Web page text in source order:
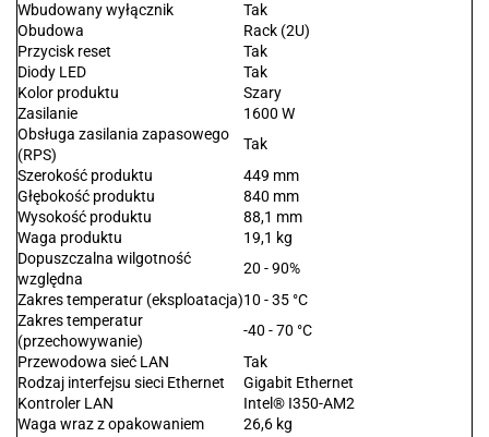
Wbudowany wyłącznik
Tak
Obudowa
Rack (2U)
Przycisk reset
Tak
Diody LED
Tak
Kolor produktu
Szary
Zasilanie
1600 W
Obsługa zasilania zapasowego
(RPS)
Tak
Szerokość produktu
449 mm
Głębokość produktu
840 mm
Wysokość produktu
88,1 mm
Waga produktu
19,1 kg
Dopuszczalna wilgotność
względna
20 - 90%
Zakres temperatur (eksploatacja)10 - 35 °C
Zakres temperatur
(przechowywanie)
-40 - 70 °C
Przewodowa sieć LAN
Tak
Rodzaj interfejsu sieci Ethernet
Gigabit Ethernet
Kontroler LAN
Intel® I350-AM2
Waga wraz z opakowaniem
26,6 kg